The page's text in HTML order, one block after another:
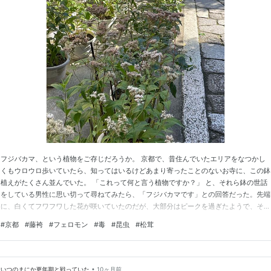
フジバカマ、という植物をご存じだろうか。 京都で、昔住んでいたエリアをなつかし
くもウロウロ歩いていたら、知ってはいるけどあまり寄ったことのないお寺に、この鉢
植えがたくさん並んでいた。 「これって何と言う植物ですか？」 と、それら鉢の世話
をしている男性に思い切って尋ねてみたら、「フジバカマです」との回答だった。先端
に、白くてフワフワした花が咲いていたのだが、大部分はピークを過ぎたようで、その
はほぼ絶滅してしまった、とのこと。しかし、こうして植木鉢に保存して、お寺の祭り
があると、庭や通りに並べて披露するのだ、という。 ハ…
#京都 #藤袴 #フェロモン #毒 #昆虫 #松茸
いつのまにか更年期と戦っていた • 10ヶ月前